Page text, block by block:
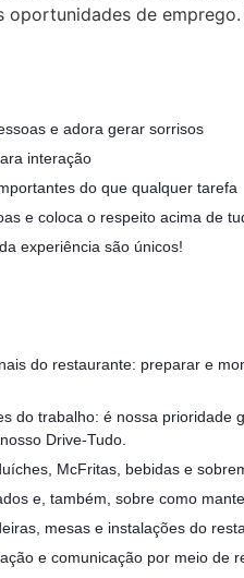
oportunidades de
e adora gerar sorrisos
interação
do que qualquer tarefa
e coloca o respeito acima de
experiência são únicos!
do restaurante: preparar e
do trabalho: é nossa
Drive-Tudo.
McFritas, bebidas e
e, também, sobre como
mesas e instalações do
e comunicação por meio